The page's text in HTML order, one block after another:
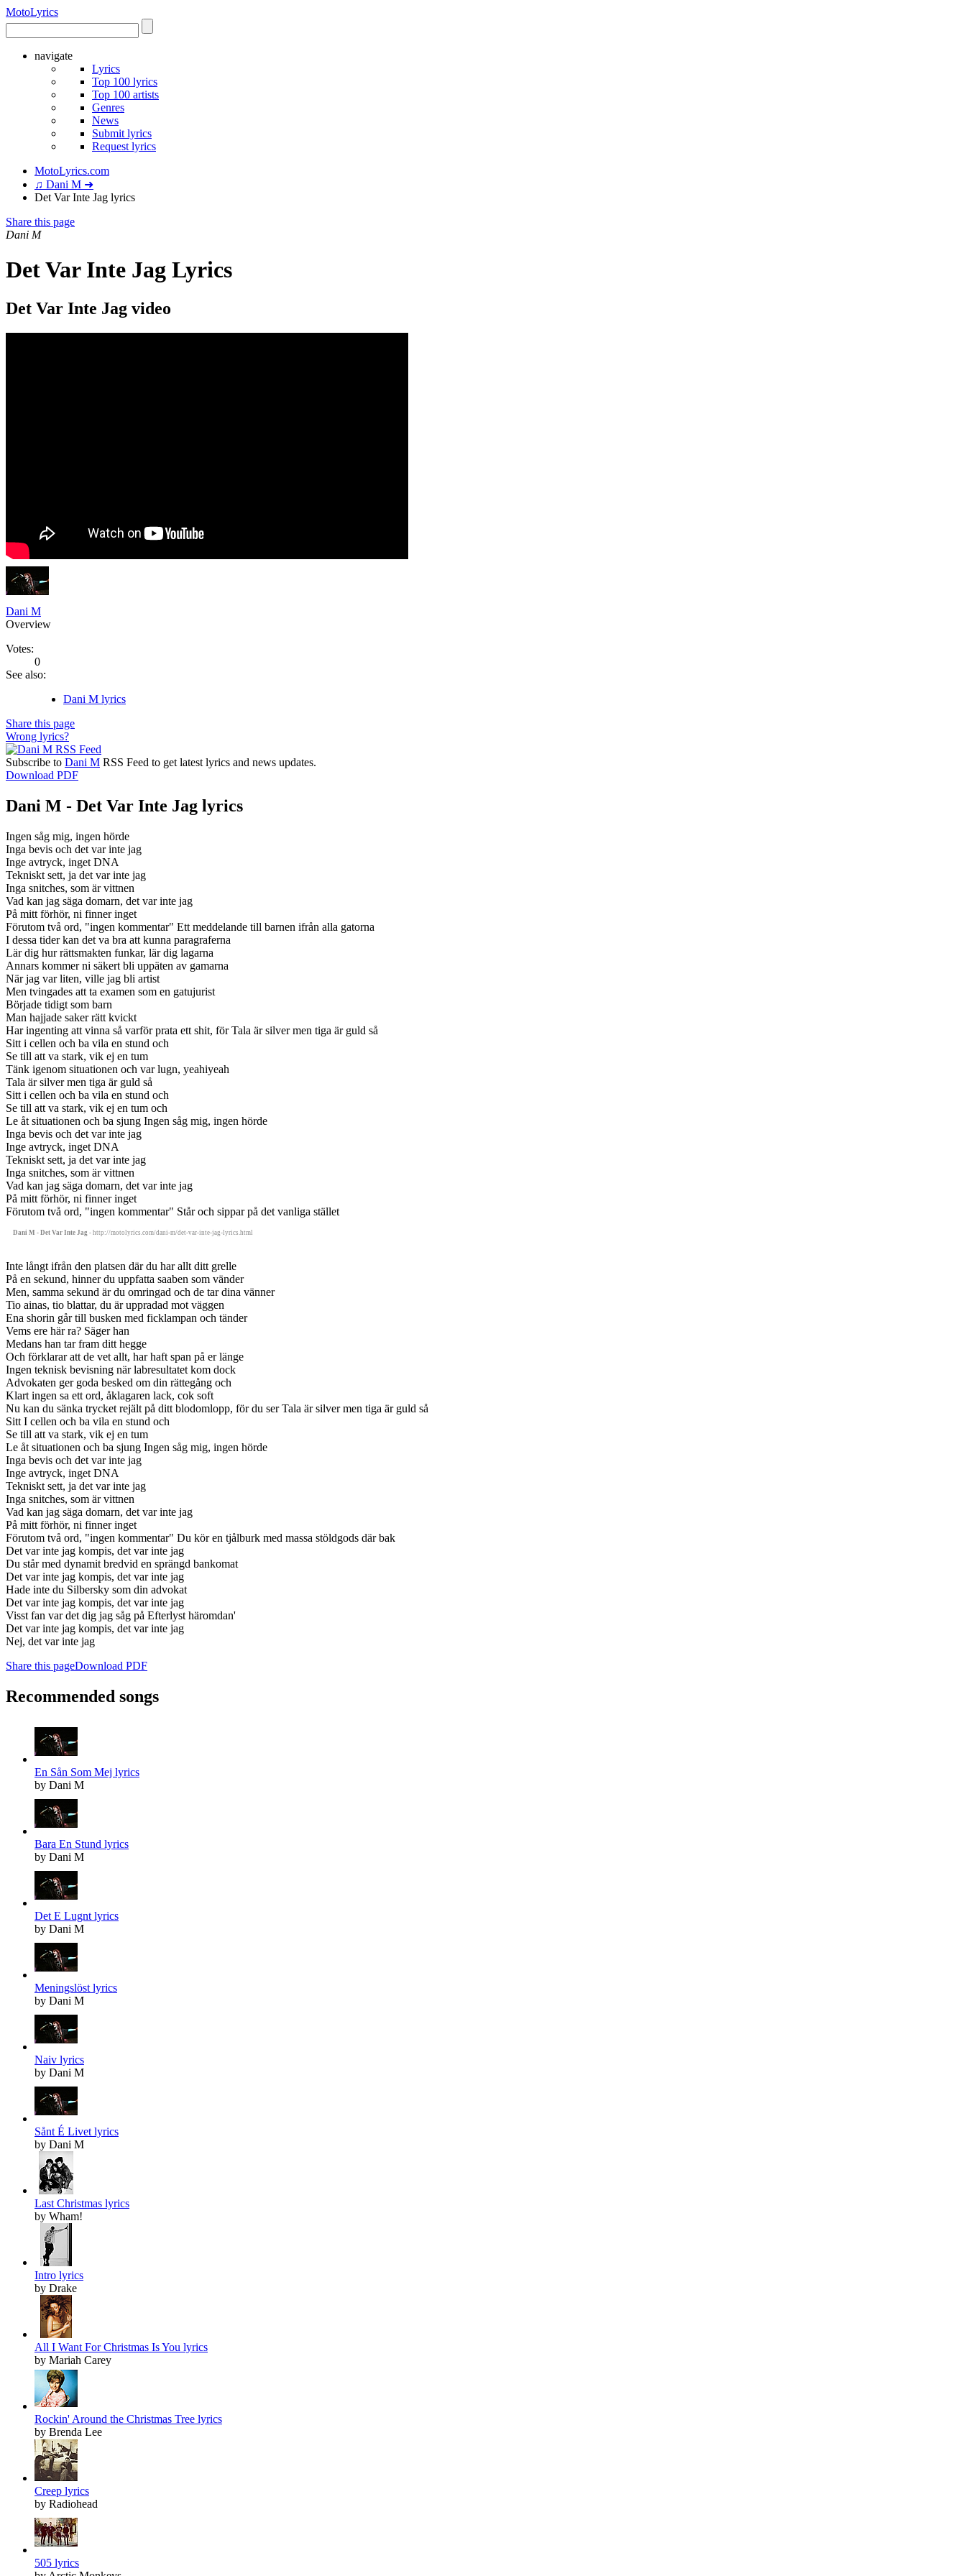
MotoLyrics
navigate
Lyrics
Top 100 lyrics
Top 100 artists
Genres
News
Submit lyrics
Request lyrics
MotoLyrics.com
♫ Dani M ➜
Det Var Inte Jag lyrics
Share this page
Dani M
Det Var Inte Jag Lyrics
Det Var Inte Jag video
Dani M
Overview
Votes:
0
See also:
Dani M lyrics
Share this page
Wrong lyrics?
Subscribe to Dani M RSS Feed to get latest lyrics and news updates.
Download PDF
Dani M - Det Var Inte Jag lyrics
Ingen såg mig, ingen hörde
Inga bevis och det var inte jag
Inge avtryck, inget DNA
Tekniskt sett, ja det var inte jag
Inga snitches, som är vittnen
Vad kan jag säga domarn, det var inte jag
På mitt förhör, ni finner inget
Förutom två ord, "ingen kommentar" Ett meddelande till barnen ifrån alla gatorna
I dessa tider kan det va bra att kunna paragraferna
Lär dig hur rättsmakten funkar, lär dig lagarna
Annars kommer ni säkert bli uppäten av gamarna
När jag var liten, ville jag bli artist
Men tvingades att ta examen som en gatujurist
Började tidigt som barn
Man hajjade saker rätt kvickt
Har ingenting att vinna så varför prata ett shit, för Tala är silver men tiga är guld så
Sitt i cellen och ba vila en stund och
Se till att va stark, vik ej en tum
Tänk igenom situationen och var lugn, yeahiyeah
Tala är silver men tiga är guld så
Sitt i cellen och ba vila en stund och
Se till att va stark, vik ej en tum och
Le åt situationen och ba sjung Ingen såg mig, ingen hörde
Inga bevis och det var inte jag
Inge avtryck, inget DNA
Tekniskt sett, ja det var inte jag
Inga snitches, som är vittnen
Vad kan jag säga domarn, det var inte jag
På mitt förhör, ni finner inget
Förutom två ord, "ingen kommentar" Står och sippar på det vanliga stället
Dani M - Det Var Inte Jag - http://motolyrics.com/dani-m/det-var-inte-jag-lyrics.html
Inte långt ifrån den platsen där du har allt ditt grelle
På en sekund, hinner du uppfatta saaben som vänder
Men, samma sekund är du omringad och de tar dina vänner
Tio ainas, tio blattar, du är uppradad mot väggen
Ena shorin går till busken med ficklampan och tänder
Vems ere här ra? Säger han
Medans han tar fram ditt hegge
Och förklarar att de vet allt, har haft span på er länge
Ingen teknisk bevisning när labresultatet kom dock
Advokaten ger goda besked om din rättegång och
Klart ingen sa ett ord, åklagaren lack, cok soft
Nu kan du sänka trycket rejält på ditt blodomlopp, för du ser Tala är silver men tiga är guld så
Sitt I cellen och ba vila en stund och
Se till att va stark, vik ej en tum
Le åt situationen och ba sjung Ingen såg mig, ingen hörde
Inga bevis och det var inte jag
Inge avtryck, inget DNA
Tekniskt sett, ja det var inte jag
Inga snitches, som är vittnen
Vad kan jag säga domarn, det var inte jag
På mitt förhör, ni finner inget
Förutom två ord, "ingen kommentar" Du kör en tjålburk med massa stöldgods där bak
Det var inte jag kompis, det var inte jag
Du står med dynamit bredvid en sprängd bankomat
Det var inte jag kompis, det var inte jag
Hade inte du Silbersky som din advokat
Det var inte jag kompis, det var inte jag
Visst fan var det dig jag såg på Efterlyst häromdan'
Det var inte jag kompis, det var inte jag
Nej, det var inte jag
Share this pageDownload PDF
Recommended songs
En Sån Som Mej lyrics
by Dani M
Bara En Stund lyrics
by Dani M
Det E Lugnt lyrics
by Dani M
Meningslöst lyrics
by Dani M
Naiv lyrics
by Dani M
Sånt É Livet lyrics
by Dani M
Last Christmas lyrics
by Wham!
Intro lyrics
by Drake
All I Want For Christmas Is You lyrics
by Mariah Carey
Rockin' Around the Christmas Tree lyrics
by Brenda Lee
Creep lyrics
by Radiohead
505 lyrics